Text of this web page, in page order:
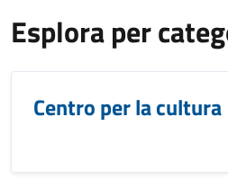
Esplora per
Centro per la cultura